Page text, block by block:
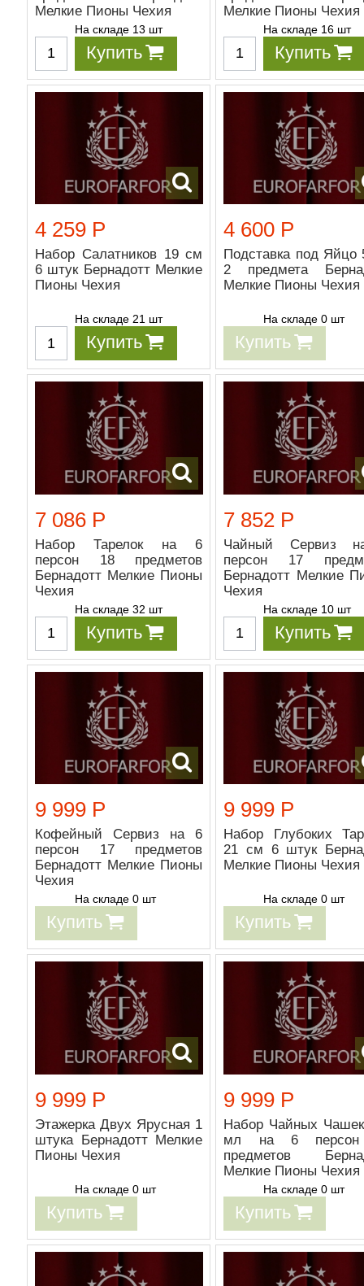
Мелкие Пионы Чехия
На складе 13 шт
Купить
Мелкие Пионы Чехия
На складе 16 шт
Купить
4 259 Р
Набор Салатников 19 см
6 штук Бернадотт Мелкие
Пионы Чехия
На складе 21 шт
Купить
4 600 Р
Подставка под Яйцо
2 предмета
Мелкие Пионы Чехия
На складе 0 шт
Купить
7 086 Р
Набор Тарелок на 6
персон 18 предметов
Бернадотт Мелкие Пионы
Чехия
На складе 32 шт
Купить
7 852 Р
Чайный Сервиз
персон 17
Бернадотт Мелкие
Чехия
На складе 10 шт
Купить
9 999 Р
Кофейный Сервиз на 6
персон 17 предметов
Бернадотт Мелкие Пионы
Чехия
На складе 0 шт
Купить
9 999 Р
Набор Глубоких
21 см 6 штук
Мелкие Пионы Чехия
На складе 0 шт
Купить
9 999 Р
Этажерка Двух Ярусная 1
штука Бернадотт Мелкие
Пионы Чехия
На складе 0 шт
Купить
9 999 Р
Набор Чайных
мл на 6
предметов
Мелкие Пионы Чехия
На складе 0 шт
Купить